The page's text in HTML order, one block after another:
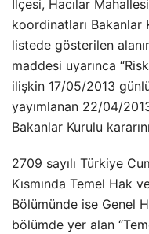
İlçesi, Hacılar
koordinatları Bakanlar
listede gösterilen
maddesi uyarınca
ilişkin 17/05/2013
yayımlanan 22/04/
Bakanlar Kurulu
2709 sayılı Türkiye
Kısmında Temel Hak
Bölümünde ise Genel
bölümde yer alan